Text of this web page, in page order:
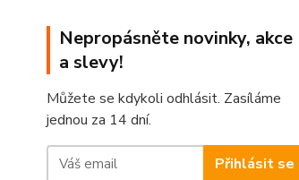
Nepropásněte novinky, akce
a slevy!
Můžete se kdykoli odhlásit. Zasíláme
jednou za 14 dní.
Přihlásit se